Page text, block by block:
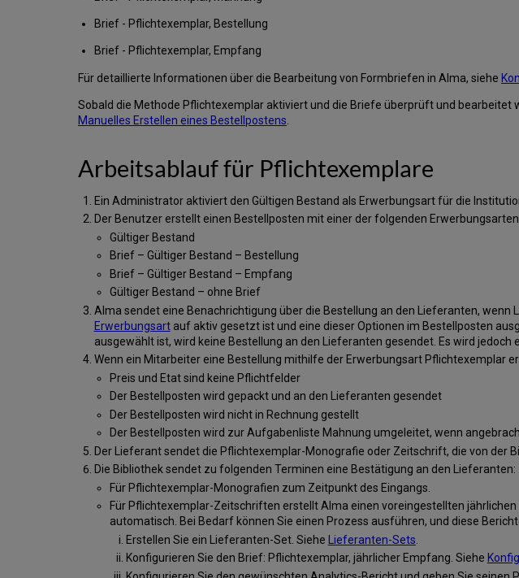
Brief - Pflichtexemplar, Bestellung
Brief - Pflichtexemplar, Empfang
Für detaillierte Informationen über die Bearbeitung von Formbriefen in Alma, siehe
Sobald die Methode Pflichtexemplar aktiviert und die Briefe überprüft und
Manuelles Erstellen eines Bestellpostens
Arbeitsablauf für Pflichtexemplare
Ein Administrator aktiviert den Gültigen Bestand als Erwerbungsart für die
Der Benutzer erstellt einen Bestellposten mit einer der folgenden
Gültiger Bestand
Brief – Gültiger Bestand – Bestellung
Brief – Gültiger Bestand – Empfang
Gültiger Bestand – ohne Brief
Alma sendet eine Benachrichtigung über die Bestellung an den Lieferanten, wenn
Erwerbungsartauf aktiv gesetzt ist und eine dieser Optionen im Bestellposten
ausgewählt ist, wird keine Bestellung an den Lieferanten gesendet. Es wird
Wenn ein Mitarbeiter eine Bestellung mithilfe der Erwerbungsart Pflichtexemplar
Preis und Etat sind keine Pflichtfelder
Der Bestellposten wird gepackt und an den Lieferanten gesendet
Der Bestellposten wird nicht in Rechnung gestellt
Der Bestellposten wird zur Aufgabenliste Mahnung umgeleitet, wenn
Der Lieferant sendet die Pflichtexemplar-Monografie oder Zeitschrift, die von der
Die Bibliothek sendet zu folgenden Terminen eine Bestätigung an den Lieferanten:
Für Pflichtexemplar-Monografien zum Zeitpunkt des Eingangs.
Für Pflichtexemplar-Zeitschriften erstellt Alma einen voreingestellten
automatisch. Bei Bedarf können Sie einen Prozess ausführen, und diese
Erstellen Sie ein Lieferanten-Set. Siehe
Lieferanten-Sets
Konfigurieren Sie den Brief: Pflichtexemplar, jährlicher Empfang. Siehe